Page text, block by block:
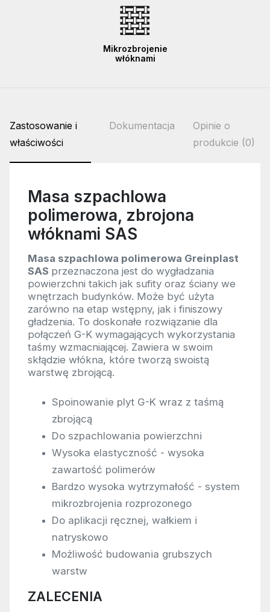
Mikrozbrojenie
włóknami
Zastosowanie i
właściwości
Dokumentacja
Opinie o
produkcie (0)
Masa szpachlowa
polimerowa, zbrojona
włóknami SAS
Masa szpachlowa polimerowa Greinplast
SAS przeznaczona jest do wygładzania
powierzchni takich jak sufity oraz ściany we
wnętrzach budynków. Może być użyta
zarówno na etap wstępny, jak i finiszowy
gładzenia. To doskonałe rozwiązanie dla
połączeń G-K wymagających wykorzystania
taśmy wzmacniającej. Zawiera w swoim
skłądzie włókna, które tworzą swoistą
warstwę zbrojącą.
Spoinowanie plyt G-K wraz z taśmą
zbrojącą
Do szpachlowania powierzchni
Wysoka elastyczność - wysoka
zawartość polimerów
Bardzo wysoka wytrzymałość - system
mikrozbrojenia rozprozonego
Do aplikacji ręcznej, wałkiem i
natryskowo
Możliwość budowania grubszych
warstw
ZALECENIA